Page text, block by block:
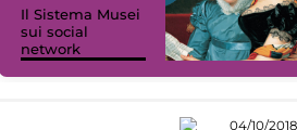
Il Sistema Musei
sui social
network